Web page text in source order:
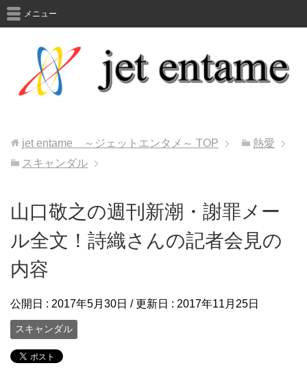
メニュー
jet entame ～ジェットエンタメ～ TOP
熱愛
スキャンダル
山口敬之の週刊新潮・謝罪メー
ル全文！詩織さんの記者会見の
内容
公開日 : 2017年5月30日 / 更新日 : 2017年11月25日
スキャンダル